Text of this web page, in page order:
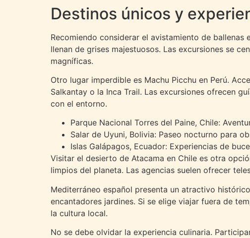
Destinos únicos y
Recomiendo considerar el avistamiento de
llenan de grises majestuosos. Las excursiones se
magníficas.
Otro lugar imperdible es Machu Picchu en Perú.
Salkantay o la Inca Trail. Las excursiones ofrecen
con el entorno.
Parque Nacional Torres del Paine, Chile:
Salar de Uyuni, Bolivia: Paseo nocturno para
Islas Galápagos, Ecuador: Experiencias de
Visitar el desierto de Atacama en Chile es otra
limpios del planeta. Las agencias suelen ofrecer
Mediterráneo español presenta un atractivo
encantadores jardines. Si se elige viajar fuera de
la cultura local.
No se debe olvidar la experiencia culinaria.